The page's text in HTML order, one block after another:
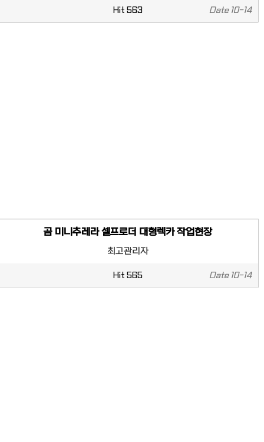
Hit 563 Date10-14
곰 미니추레라 셀프로더 대형렉카 작업현장
최고관리자
Hit 565 Date10-14